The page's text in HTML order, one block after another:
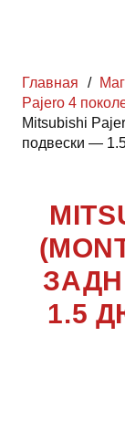
Главная /
Pajero 4
Mitsubishi
подвески —
1.5